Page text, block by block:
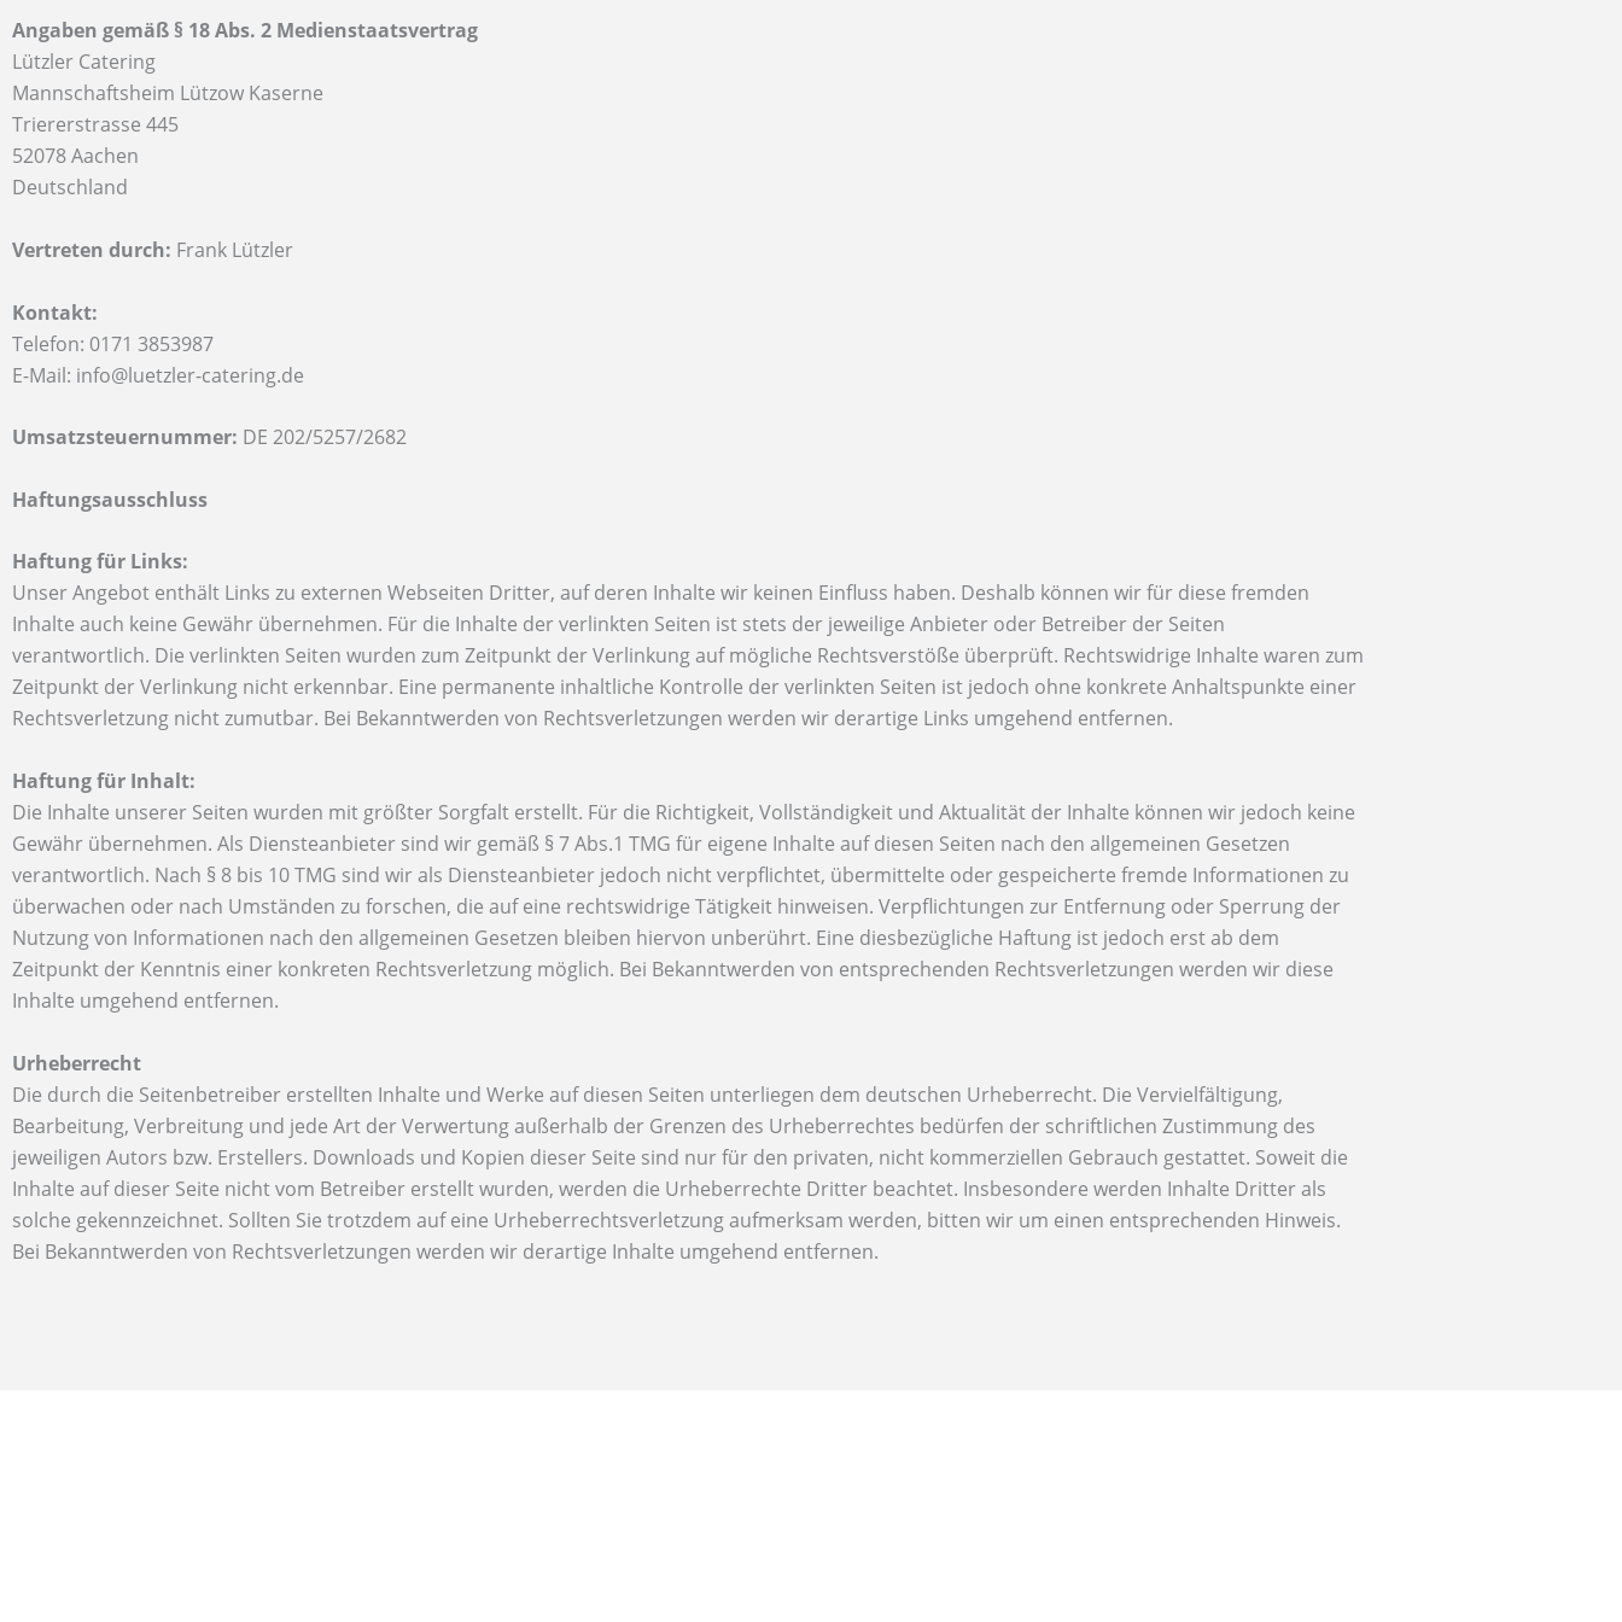
Angaben gemäß § 18 Abs. 2 Medienstaatsvertrag
Lützler Catering
Mannschaftsheim Lützow Kaserne
Triererstrasse 445
52078 Aachen
Deutschland
Vertreten durch: Frank Lützler
Kontakt:
Telefon: 0171 3853987
E-Mail: info@luetzler-catering.de
Umsatzsteuernummer: DE 202/5257/2682
Haftungsausschluss
Haftung für Links:
Unser Angebot enthält Links zu externen Webseiten Dritter, auf deren Inhalte wir keinen Einfluss haben. Deshalb können wir für diese fremden
Inhalte auch keine Gewähr übernehmen. Für die Inhalte der verlinkten Seiten ist stets der jeweilige Anbieter oder Betreiber der Seiten
verantwortlich. Die verlinkten Seiten wurden zum Zeitpunkt der Verlinkung auf mögliche Rechtsverstöße überprüft. Rechtswidrige Inhalte waren zum
Zeitpunkt der Verlinkung nicht erkennbar. Eine permanente inhaltliche Kontrolle der verlinkten Seiten ist jedoch ohne konkrete Anhaltspunkte einer
Rechtsverletzung nicht zumutbar. Bei Bekanntwerden von Rechtsverletzungen werden wir derartige Links umgehend entfernen.
Haftung für Inhalt:
Die Inhalte unserer Seiten wurden mit größter Sorgfalt erstellt. Für die Richtigkeit, Vollständigkeit und Aktualität der Inhalte können wir jedoch keine
Gewähr übernehmen. Als Diensteanbieter sind wir gemäß § 7 Abs.1 TMG für eigene Inhalte auf diesen Seiten nach den allgemeinen Gesetzen
verantwortlich. Nach § 8 bis 10 TMG sind wir als Diensteanbieter jedoch nicht verpflichtet, übermittelte oder gespeicherte fremde Informationen zu
überwachen oder nach Umständen zu forschen, die auf eine rechtswidrige Tätigkeit hinweisen. Verpflichtungen zur Entfernung oder Sperrung der
Nutzung von Informationen nach den allgemeinen Gesetzen bleiben hiervon unberührt. Eine diesbezügliche Haftung ist jedoch erst ab dem
Zeitpunkt der Kenntnis einer konkreten Rechtsverletzung möglich. Bei Bekanntwerden von entsprechenden Rechtsverletzungen werden wir diese
Inhalte umgehend entfernen.
Urheberrecht
Die durch die Seitenbetreiber erstellten Inhalte und Werke auf diesen Seiten unterliegen dem deutschen Urheberrecht. Die Vervielfältigung,
Bearbeitung, Verbreitung und jede Art der Verwertung außerhalb der Grenzen des Urheberrechtes bedürfen der schriftlichen Zustimmung des
jeweiligen Autors bzw. Erstellers. Downloads und Kopien dieser Seite sind nur für den privaten, nicht kommerziellen Gebrauch gestattet. Soweit die
Inhalte auf dieser Seite nicht vom Betreiber erstellt wurden, werden die Urheberrechte Dritter beachtet. Insbesondere werden Inhalte Dritter als
solche gekennzeichnet. Sollten Sie trotzdem auf eine Urheberrechtsverletzung aufmerksam werden, bitten wir um einen entsprechenden Hinweis.
Bei Bekanntwerden von Rechtsverletzungen werden wir derartige Inhalte umgehend entfernen.